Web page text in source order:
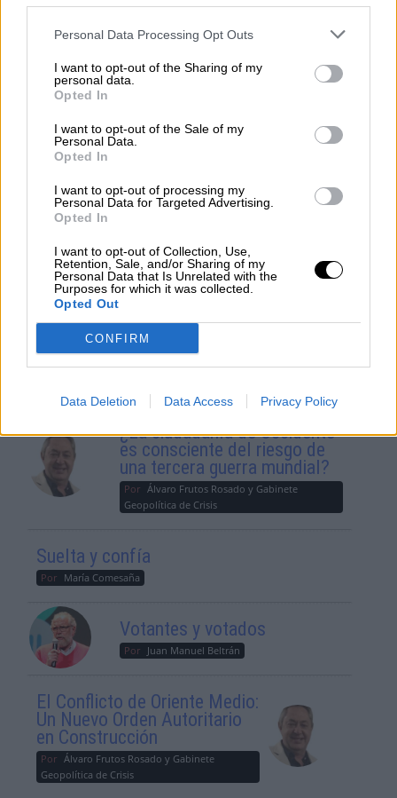
Personal Data Processing Opt Outs
I want to opt-out of the Sharing of my
personal data.
Opted In
I want to opt-out of the Sale of my
Personal Data.
Opted In
I want to opt-out of processing my
Personal Data for Targeted Advertising.
Opted In
I want to opt-out of Collection, Use,
Retention, Sale, and/or Sharing of my
Personal Data that Is Unrelated with the
Purposes for which it was collected.
Opted Out
CONFIRM
Data Deletion Data Access Privacy Policy
Mª Jesús Montero pone de
manifiesto la reconciliación entre los
socios del Gobierno tras el Debate
sobre el estado de la nación
OPINIONES DIVERSAS
¿La ciudadanía de Occidente
es consciente del riesgo de
una tercera guerra mundial?
Por Álvaro Frutos Rosado y Gabinete
Geopolítica de Crisis
Suelta y confía
Por María Comesaña
Votantes y votados
Por Juan Manuel Beltrán
El Conflicto de Oriente Medio:
Un Nuevo Orden Autoritario
en Construcción
Por Álvaro Frutos Rosado y Gabinete
Geopolítica de Crisis